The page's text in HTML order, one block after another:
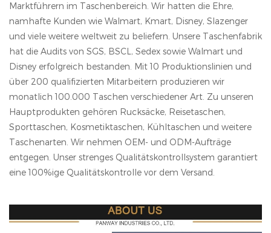
Marktführern im Taschenbereich. Wir hatten die Ehre,
namhafte Kunden wie Walmart, Kmart, Disney, Slazenger
und viele weitere weltweit zu beliefern. Unsere Taschenfabrik
hat die Audits von SGS, BSCL, Sedex sowie Walmart und
Disney erfolgreich bestanden. Mit 10 Produktionslinien und
über 200 qualifizierten Mitarbeitern produzieren wir
monatlich 100.000 Taschen verschiedener Art. Zu unseren
Hauptprodukten gehören Rucksäcke, Reisetaschen,
Sporttaschen, Kosmetiktaschen, Kühltaschen und weitere
Taschenarten. Wir nehmen OEM- und ODM-Aufträge
entgegen. Unser strenges Qualitätskontrollsystem garantiert
eine 100%ige Qualitätskontrolle vor dem Versand.